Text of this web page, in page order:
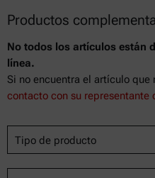
Productos
No todos los artículos están
línea.
Si no encuentra el artículo que
contacto con su representante
Tipo de producto